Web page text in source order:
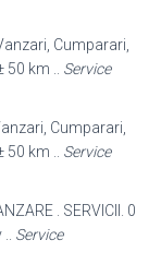
Cumparari,
50 km .. Service
Cumparari,
50 km .. Service
. SERVICII. 0
Service